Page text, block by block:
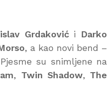
Grdakovići Darko
, a kao novi bend –
Pjesme su snimljene na
, Twin Shadow, The